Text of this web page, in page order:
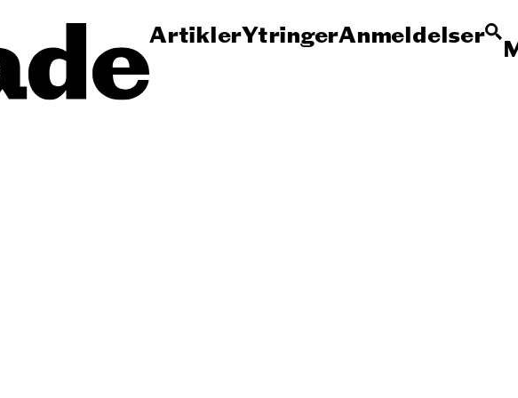
ArtiklerYtringerAnmeldelser